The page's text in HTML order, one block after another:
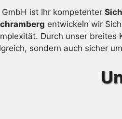
GmbH ist Ihr kompetenter
entwickeln wir
Durch unser
sondern auch sicher